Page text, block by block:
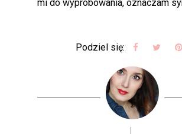
mi do wypróbowania, oznaczam
Podziel się: